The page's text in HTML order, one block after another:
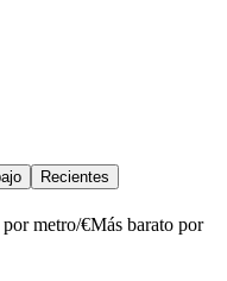
Recientes
metro/€Más barato por